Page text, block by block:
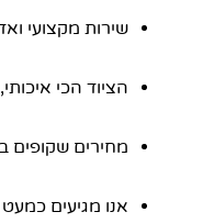
שירות מקצועי
הציוד הכי
מחירים שקופים
אנו מגיעים